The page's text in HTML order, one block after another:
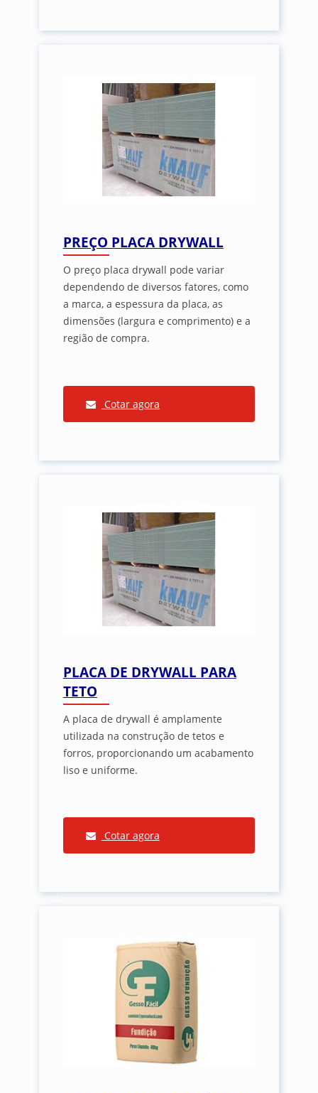
PREÇO PLACA DRYWALL
O preço placa drywall pode variar
dependendo de diversos fatores, como
a marca, a espessura da placa, as
dimensões (largura e comprimento) e a
região de compra.
Cotar agora
PLACA DE DRYWALL PARA
TETO
A placa de drywall é amplamente
utilizada na construção de tetos e
forros, proporcionando um acabamento
liso e uniforme.
Cotar agora